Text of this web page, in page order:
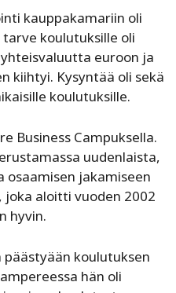
kauppakamariin oli
koulutuksille oli
euroon ja
kiihtyi. Kysyntää oli sekä
koulutuksille.
Business Campuksella.
uudenlaista,
jakamiseen
aloitti vuoden 2002
hyvin.
koulutuksen
hän oli